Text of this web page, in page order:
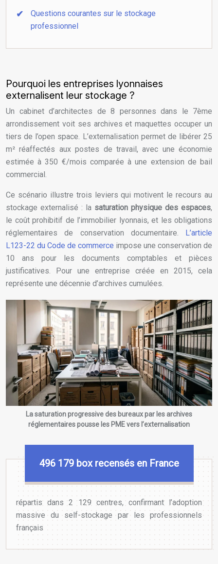
Questions courantes sur le stockage
professionnel
Pourquoi les entreprises lyonnaises
externalisent leur stockage ?
Un cabinet d’architectes de 8 personnes dans le 7ème
arrondissement voit ses archives et maquettes occuper un
tiers de l’open space. L’externalisation permet de libérer 25
m² réaffectés aux postes de travail, avec une économie
estimée à 350 €/mois comparée à une extension de bail
commercial.
Ce scénario illustre trois leviers qui motivent le recours au
stockage externalisé : la saturation physique des espaces,
le coût prohibitif de l’immobilier lyonnais, et les obligations
réglementaires de conservation documentaire. L’article
L123-22 du Code de commerce impose une conservation de
10 ans pour les documents comptables et pièces
justificatives. Pour une entreprise créée en 2015, cela
représente une décennie d’archives cumulées.
La saturation progressive des bureaux par les archives
réglementaires pousse les PME vers l’externalisation
496 179box recensés en France
répartis dans 2 129 centres, confirmant l’adoption
massive du self-stockage par les professionnels
français